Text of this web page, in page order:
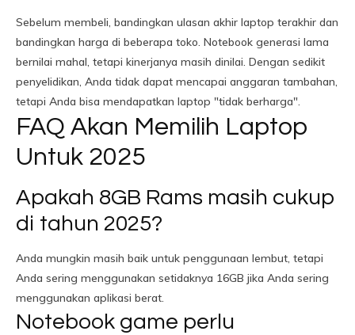
Sebelum membeli, bandingkan ulasan akhir laptop terakhir dan
bandingkan harga di beberapa toko. Notebook generasi lama
bernilai mahal, tetapi kinerjanya masih dinilai. Dengan sedikit
penyelidikan, Anda tidak dapat mencapai anggaran tambahan,
tetapi Anda bisa mendapatkan laptop "tidak berharga".
FAQ Akan Memilih Laptop
Untuk 2025
Apakah 8GB Rams masih cukup
di tahun 2025?
Anda mungkin masih baik untuk penggunaan lembut, tetapi
Anda sering menggunakan setidaknya 16GB jika Anda sering
menggunakan aplikasi berat.
Notebook game perlu